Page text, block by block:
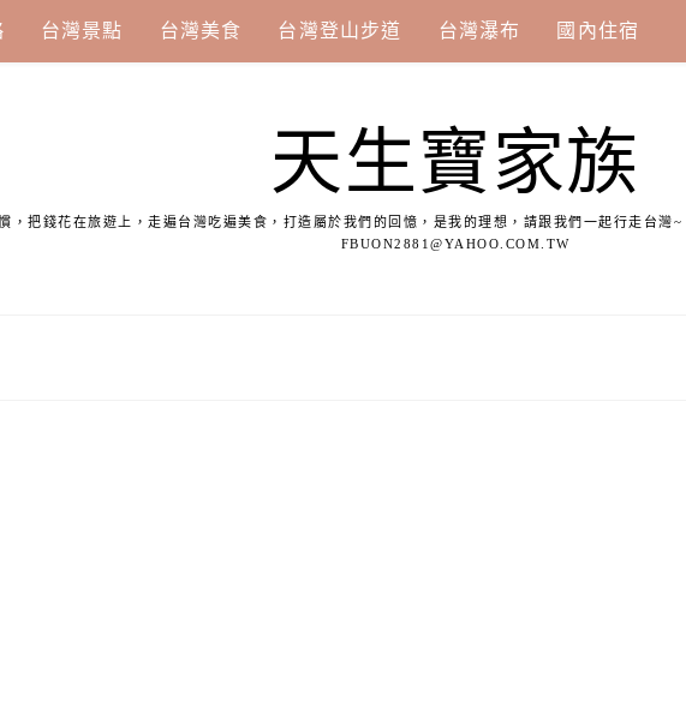
台灣景點 台灣美食 台灣登山步道 台灣瀑布 國內住宿
天生寶家族
，把錢花在旅遊上，走遍台灣吃遍美食，打造屬於我們的回憶，是我的理想，請跟我們一起行走台灣
FBUON2881@YAHOO.COM.TW